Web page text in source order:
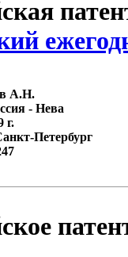
А.Н.
- Нева
г.
Петербург